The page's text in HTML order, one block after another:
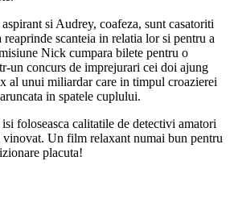
si Audrey, coafeza, sunt casatoriti
reaprinde scanteia in relatia lor si pentru a
Nick cumpara bilete pentru o
un concurs de imprejurari cei doi ajung
al unui miliardar care in timpul croazierei
in spatele cuplului.
foloseasca calitatile de detectivi amatori
vinovat. Un film relaxant numai bun pentru
placuta!